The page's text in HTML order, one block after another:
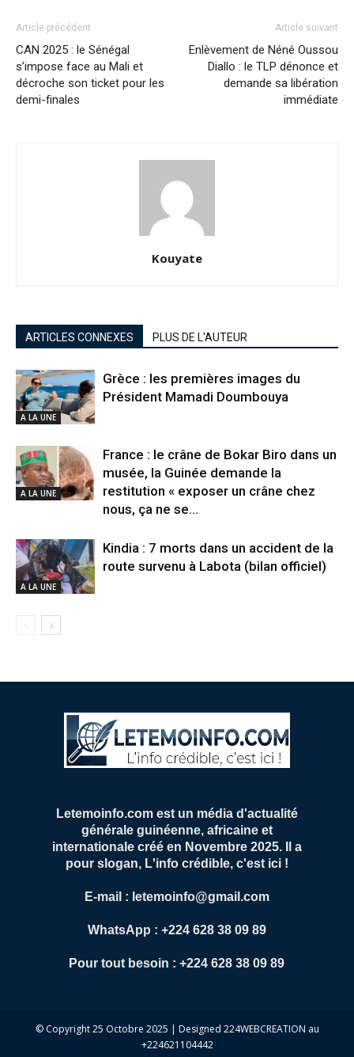
Article précédent
CAN 2025 : le Sénégal
s’impose face au Mali et
décroche son ticket pour les
demi-finales
Article suivant
Enlèvement de Néné Oussou
Diallo : le TLP dénonce et
demande sa libération
immédiate
Kouyate
ARTICLES CONNEXES PLUS DE L'AUTEUR
A LA UNE
Grèce : les premières images du
Président Mamadi Doumbouya
A LA UNE
France : le crâne de Bokar Biro dans un
musée, la Guinée demande la
restitution « exposer un crâne chez
nous, ça ne se...
A LA UNE
Kindia : 7 morts dans un accident de la
route survenu à Labota (bilan officiel)
Letemoinfo.com est un média d'actualité
générale guinéenne, africaine et
internationale créé en Novembre 2025. Il a
pour slogan, L'info crédible, c'est ici !
E-mail : letemoinfo@gmail.com
WhatsApp : +224 628 38 09 89
Pour tout besoin : +224 628 38 09 89
© Copyright 25 Octobre 2025 | Designed 224WEBCREATION au
+224621104442